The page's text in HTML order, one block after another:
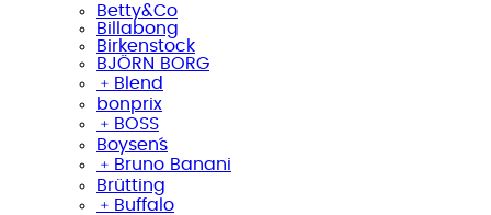
Betty&Co
Billabong
Birkenstock
BJÖRN BORG
﹢ Blend
bonprix
﹢ BOSS
Boysen´s
﹢ Bruno Banani
Brütting
﹢ Buffalo